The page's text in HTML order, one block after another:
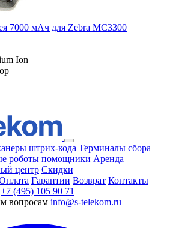
7000 мАч для Zebra MC3300
Ion
штрих-кода Терминалы сбора
роботы помощники Аренда
центр Скидки
Гарантии Возврат Контакты
+7 (495) 105 90 71
вопросам info@s-telekom.ru